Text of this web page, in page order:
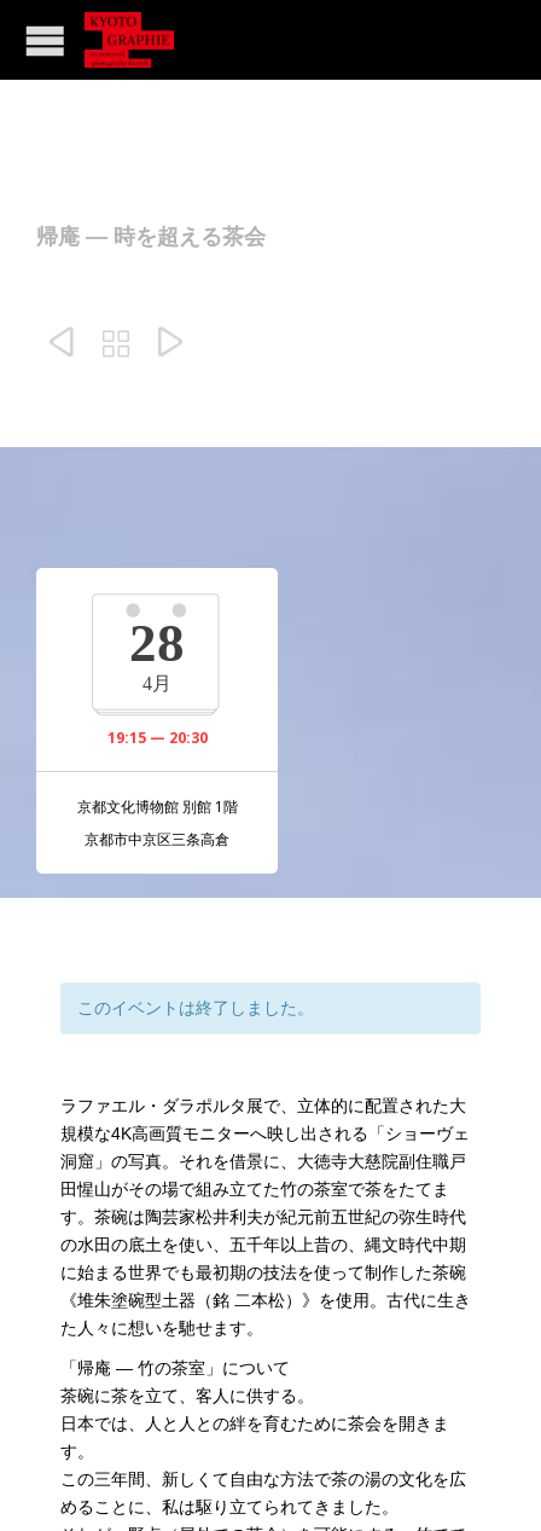
帰庵 — 時を超える茶会
  
28
4月
19:15 — 20:30
京都文化博物館 別館 1階
京都市中京区三条高倉
このイベントは終了しました。
ラファエル・ダラポルタ展で、立体的に配置された大
規模な4K高画質モニターへ映し出される「ショーヴェ
洞窟」の写真。それを借景に、大徳寺大慈院副住職戸
田惺山がその場で組み立てた竹の茶室で茶をたてま
す。茶碗は陶芸家松井利夫が紀元前五世紀の弥生時代
の水田の底土を使い、五千年以上昔の、縄文時代中期
に始まる世界でも最初期の技法を使って制作した茶碗
《堆朱塗碗型土器（銘 二本松）》を使用。古代に生き
た人々に想いを馳せます。
「帰庵 — 竹の茶室」について
茶碗に茶を立て、客人に供する。
日本では、人と人との絆を育むために茶会を開きま
す。
この三年間、新しくて自由な方法で茶の湯の文化を広
めることに、私は駆り立てられてきました。